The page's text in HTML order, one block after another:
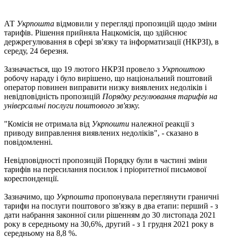
АТ Укрпошта відмовили у перегляді пропозицій щодо зміни
тарифів. Рішення прийняла Нацкомісія, що здійснює
держрегулювання в сфері зв'язку та інформатизації (НКРЗІ), в
середу, 24 березня.
Зазначається, що 19 лютого НКРЗІ провело з Укрпоштою
робочу нараду і було вирішено, що національний поштовий
оператор повинен виправити низку виявлених недоліків і
невідповідність пропозицій Порядку регулювання тарифів на
універсальні послуги поштового зв'язку.
"Комісія не отримала від Укрпошти належної реакції з
приводу виправлення виявлених недоліків", - сказано в
повідомленні.
Невідповідності пропозицій Порядку були в частині зміни
тарифів на пересилання посилок і пріоритетної письмової
кореспонденції.
Зазначимо, що Укрпошта пропонувала переглянути граничні
тарифи на послуги поштового зв'язку в два етапи: перший - з
дати набрання законної сили рішенням до 30 листопада 2021
року в середньому на 30,6%, другий - з 1 грудня 2021 року в
середньому на 8,8 %.